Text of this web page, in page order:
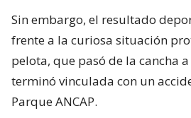
Sin embargo, el resultado
frente a la curiosa situación
pelota, que pasó de la cancha
terminó vinculada con un
Parque ANCAP.